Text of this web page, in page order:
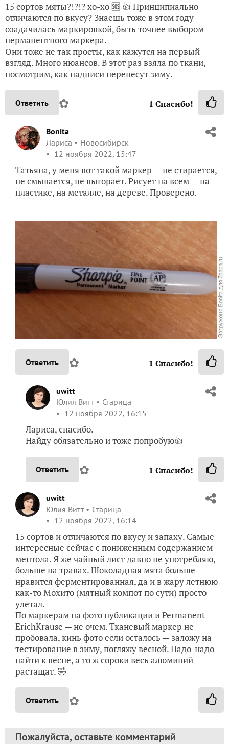
15 сортов мяты?!?!? хо-хо 🆘 👍 Принципиально
отличаются по вкусу? Знаешь тоже в этом году
озадачилась маркировкой, быть точнее выбором
перманентного маркера.
Они тоже не так просты, как кажутся на первый
взгляд. Много нюансов. В этот раз взяла по ткани,
посмотрим, как надписи перенесут зиму.
Ответить ✿ 1 Спасибо!
Bonita
Лариса
Новосибирск
12 ноября 2022, 15:47
Татьяна, у меня вот такой маркер — не стирается,
не смывается, не выгорает. Рисует на всем — на
пластике, на металле, на дереве. Проверено.
Ответить ✿ 1 Спасибо!
uwitt
Юлия Витт
Старица
12 ноября 2022, 16:15
Лариса, спасибо.
Найду обязательно и тоже попробую👍
Ответить ✿ 1 Спасибо!
uwitt
Юлия Витт
Старица
12 ноября 2022, 16:14
15 сортов и отличаются по вкусу и запаху. Самые
интересные сейчас с пониженным содержанием
ментола. Я же чайный лист давно не употребляю,
больше на травах. Шоколадная мята больше
нравится ферментированная, да и в жару летнюю
как-то Мохито (мятный компот по сути) просто
улетал.
По маркерам на фото публикации и Permanent
ErichKrause — не очем. Тканевый маркер не
пробовала, кинь фото если осталось — заложу на
тестирование в зиму, погляжу весной. Надо-надо
найти к весне, а то ж сороки весь алюминий
растащат. 🤣
Ответить ✿
Пожалуйста, оставьте комментарий